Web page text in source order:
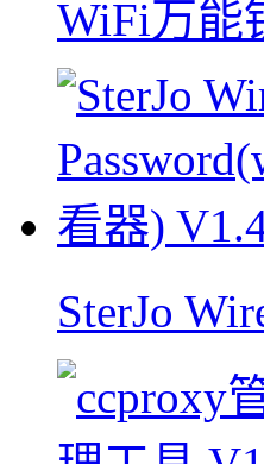
WiFi万能
SterJo